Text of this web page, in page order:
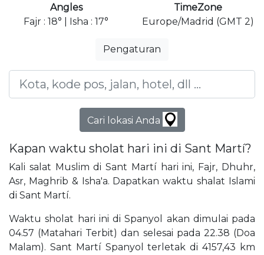
Angles
Fajr : 18° | Isha : 17°
TimeZone
Europe/Madrid (GMT 2)
Pengaturan
Cari lokasi Anda
Kapan waktu sholat hari ini di Sant Martí?
Kali salat Muslim di Sant Martí hari ini, Fajr, Dhuhr,
Asr, Maghrib & Isha'a. Dapatkan waktu shalat Islami
di Sant Martí.
Waktu sholat hari ini di Spanyol akan dimulai pada
04.57 (Matahari Terbit) dan selesai pada 22.38 (Doa
Malam). Sant Martí Spanyol terletak di 4157,43 km